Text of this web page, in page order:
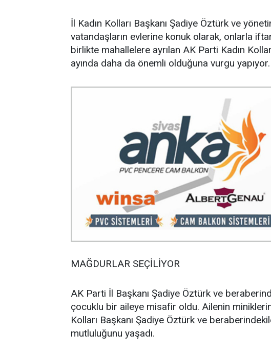
İl Kadın Kolları Başkanı Şadiye Öztürk ve
vatandaşların evlerine konuk olarak, onlarla
birlikte mahallelere ayrılan AK Parti Kadın
ayında daha da önemli olduğuna vurgu yapıyor.
MAĞDURLAR SEÇİLİYOR
AK Parti İl Başkanı Şadiye Öztürk ve
çocuklu bir aileye misafir oldu. Ailenin
Kolları Başkanı Şadiye Öztürk ve
mutluluğunu yaşadı.